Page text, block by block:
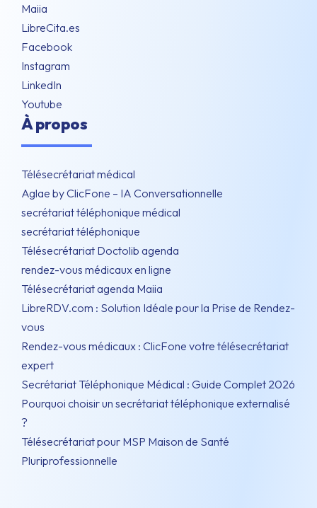
Maiia
LibreCita.es
Facebook
Instagram
LinkedIn
Youtube
À propos
Télésecrétariat médical
Aglae by ClicFone – IA Conversationnelle
secrétariat téléphonique médical
secrétariat téléphonique
Télésecrétariat Doctolib agenda
rendez-vous médicaux en ligne
Télésecrétariat agenda Maiia
LibreRDV.com : Solution Idéale pour la Prise de Rendez-
vous
Rendez-vous médicaux : ClicFone votre télésecrétariat
expert
Secrétariat Téléphonique Médical : Guide Complet 2026
Pourquoi choisir un secrétariat téléphonique externalisé
?
Télésecrétariat pour MSP Maison de Santé
Pluriprofessionnelle